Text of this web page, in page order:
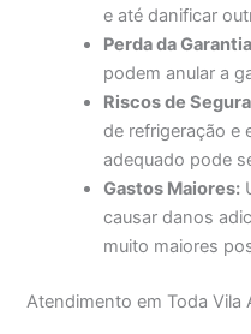
e até danificar
Perda da
podem anular a
Riscos de
de refrigeração e
adequado pode
Gastos Maiores:
causar danos
muito maiores
Atendimento em Toda Vila